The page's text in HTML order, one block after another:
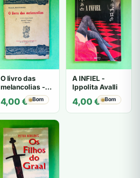
O livro das
melancolias -
Mantegazza
4,00€ Bom
A INFIEL -
Ippolita Avalli
4,00€ Bom